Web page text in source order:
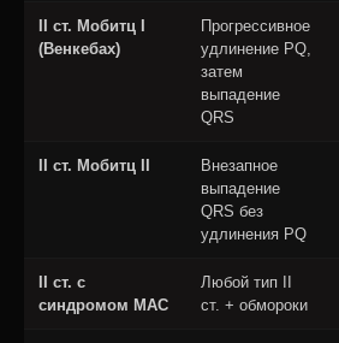
II ст. Мобитц I
(Венкебах)
Прогрессивное
удлинение PQ,
затем
выпадение
QRS
II ст. Мобитц II
Внезапное
выпадение
QRS без
удлинения PQ
II ст. с
синдромом МАС
Любой тип II
ст. + обмороки